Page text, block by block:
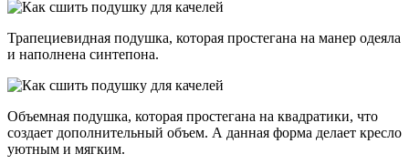
Трапециевидная подушка, которая простегана на манер одеяла
и наполнена синтепона.
Объемная подушка, которая простегана на квадратики, что
создает дополнительный объем. А данная форма делает кресло
уютным и мягким.